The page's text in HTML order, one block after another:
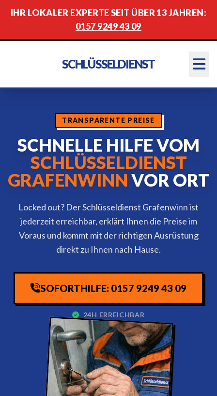
IHR LOKALER EXPERTE SEIT ÜBER 13 JAHREN:
0157 9249 43 09
SCHLÜSSELDIENST
TRANSPARENTE PREISE
SCHNELLE HILFE VOM
SCHLÜSSELDIENST
GRAFENWINN VOR ORT
Locked out? Der Schlüsseldienst Grafenwinn ist
jederzeit erreichbar, erklärt Ihnen die Preise im
Voraus und kommt mit der richtigen Ausrüstung
direkt zu Ihnen nach Hause.
SOFORTHILFE: 0157 9249 43 09
24H ERREICHBAR